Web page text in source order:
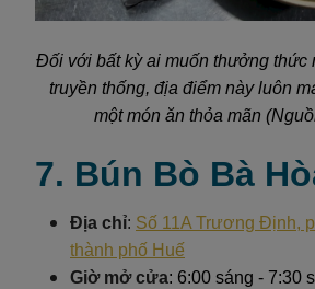
Đối với bất kỳ ai muốn thưởng thức
truyền thống, địa điểm này luôn
một món ăn thỏa mãn
7. Bún Bò Bà
Địa chỉ: Số 11A Trương Định,
thành phố Huế
Giờ mở cửa: 6:00 sáng - 7:30